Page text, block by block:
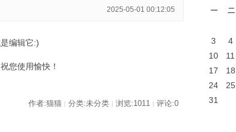
2025-05-01 00:12:05
编辑它:)
您使用愉快！
作者:猫猫 | 分类:未分类 | 浏览:1011 | 评论:0
一 二
3
4
10
11
17
18
24
25
31